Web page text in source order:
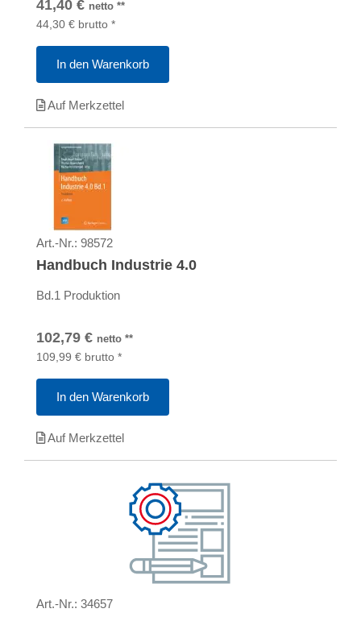
41,40 € netto **
44,30 € brutto *
In den Warenkorb
Auf Merkzettel
Art.-Nr.: 98572
Handbuch Industrie 4.0
Bd.1 Produktion
102,79 € netto **
109,99 € brutto *
In den Warenkorb
Auf Merkzettel
Art.-Nr.: 34657